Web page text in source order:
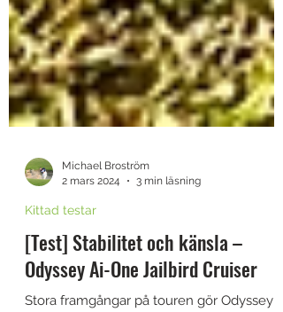
Michael Broström
Kittad testar
[Test] Stabilitet och känsla –